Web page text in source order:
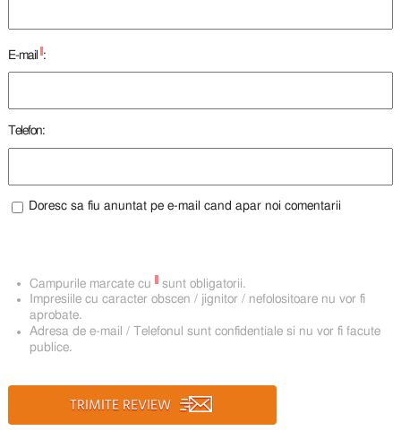
E-mail :
Telefon:
Doresc sa fiu anuntat pe e-mail cand apar noi comentarii
Campurile marcate cu
sunt obligatorii.
Impresiile cu caracter obscen / jignitor / nefolositoare nu vor fi
aprobate.
Adresa de e-mail / Telefonul sunt confidentiale si nu vor fi facute
publice.
TRIMITE REVIEW